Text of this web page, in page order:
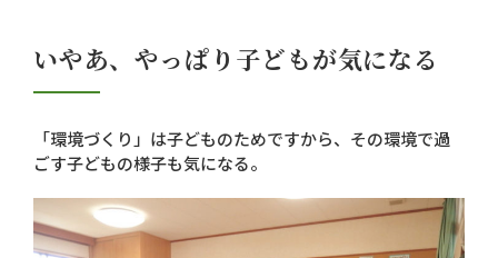
いやあ、やっぱり子どもが気になる
「環境づくり」は子どものためですから、その環境で過
ごす子どもの様子も気になる。